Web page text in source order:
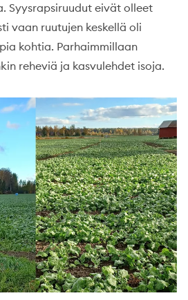
Syysrapsiruudut eivät olleet
vaan ruutujen keskellä oli
kohtia. Parhaimmillaan
reheviä ja kasvulehdet isoja.